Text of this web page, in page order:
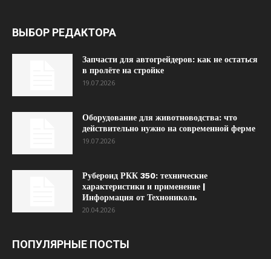
ВЫБОР РЕДАКТОРА
Запчасти для автогрейдеров: как не остаться
в пролёте на стройке
19.07.2026
Оборудование для животноводства: что
действительно нужно на современной ферме
19.07.2026
Рубероид РКК 350: технические
характеристики и применение |
Информация от Технониколь
20.04.2026
ПОПУЛЯРНЫЕ ПОСТЫ